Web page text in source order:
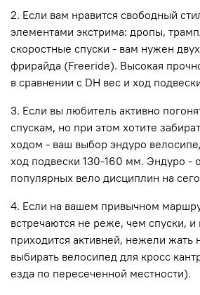
2. Если вам нравится свободный
элементами экстрима: дропы,
скоростные спуски - вам нужен
фрирайда (Freeride). Высокая
в сравнении с DH вес и ход
3. Если вы любитель активно
спускам, но при этом хотите
ходом - ваш выбор эндуро
ход подвески 130-160 мм. Эндуро -
популярных вело дисциплин на
4. Если на вашем привычном
встречаются не реже, чем спуски, и
приходится активней, нежели жать
выбирать велосипед для кросс
езда по пересеченной местности).